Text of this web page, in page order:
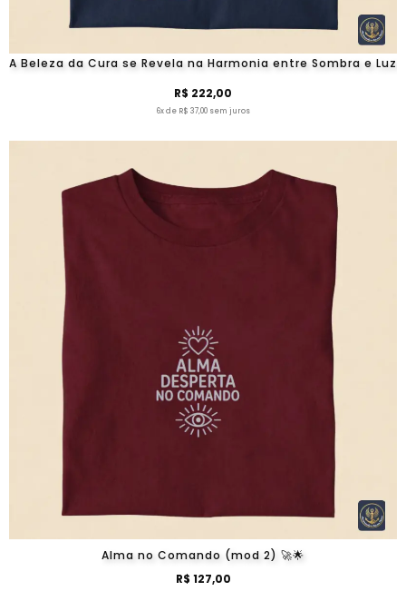
A Beleza da Cura se Revela na Harmonia entre Sombra e Luz
R$ 222,00
6x de R$ 37,00 sem juros
Alma no Comando (mod 2) 🚀🌟
R$ 127,00